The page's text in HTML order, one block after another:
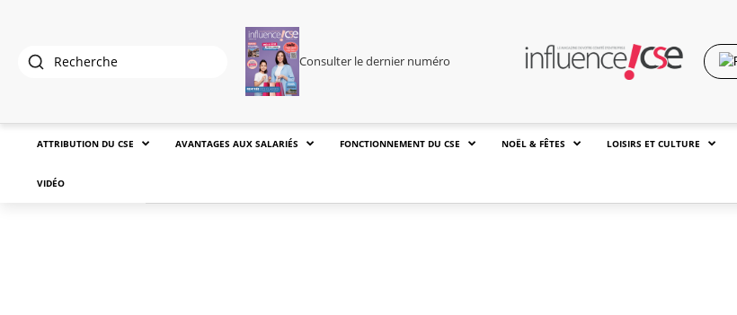
Consulter le dernier numéro
ATTRIBUTION DU CSE AVANTAGES AUX SALARIÉS FONCTIONNEMENT DU CSE NOËL & FÊTES LOISIRS ET CULTURE
VIDÉO